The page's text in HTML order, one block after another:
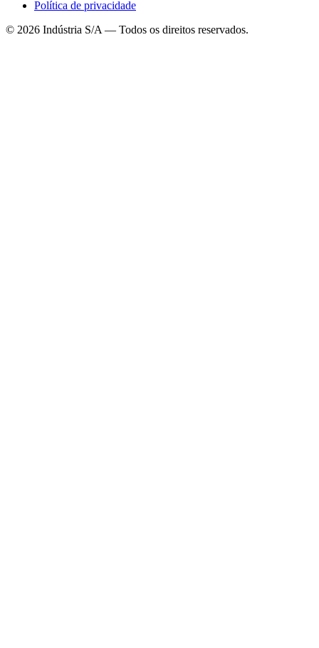
Política de privacidade
© 2026 Indústria S/A — Todos os direitos reservados.